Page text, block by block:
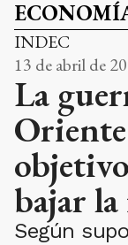
INDEC
13 de abril de
La
bajar
Según